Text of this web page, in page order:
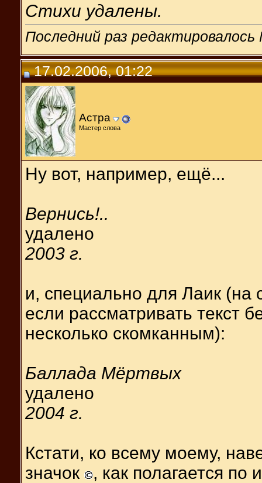
Стихи удалены.
Последний раз
17.02.2006, 01:22
Астра
Мастер слова
Ну вот, например, ещё...
Вернись!..
удалено
2003 г.
и, специально для Лаик (на
если рассматривать текст
несколько скомканным):
Баллада Мёртвых
удалено
2004 г.
Кстати, ко всему моему,
значок
, как полагается по